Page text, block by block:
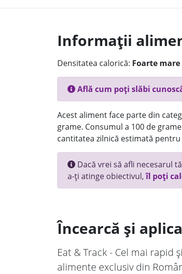
Informații
Densitatea calorică: Foarte mare
Află cum poți slăbi
Acest aliment face parte din
grame. Consumul a 100 de
cantitatea zilnică estimată pentru
Dacă vrei să afli necesarul
a-ți atinge obiectivul,îl poți
Încearcă și
Eat & Track - Cel mai
alimente exclusiv din